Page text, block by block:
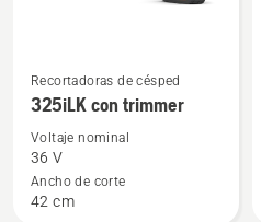
Ver
más
sobre
325iLK
con
Recortadoras de césped
325iLK con trimmer
Voltaje nominal
36 V
Ancho de corte
42 cm